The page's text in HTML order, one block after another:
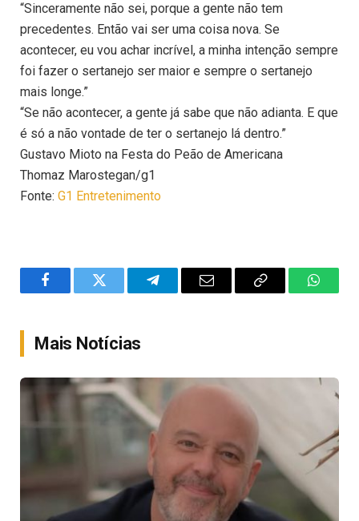
“Sinceramente não sei, porque a gente não tem
precedentes. Então vai ser uma coisa nova. Se
acontecer, eu vou achar incrível, a minha intenção sempre
foi fazer o sertanejo ser maior e sempre o sertanejo
mais longe.”
“Se não acontecer, a gente já sabe que não adianta. E que
é só a não vontade de ter o sertanejo lá dentro.”
Gustavo Mioto na Festa do Peão de Americana
Thomaz Marostegan/g1
Fonte: G1 Entretenimento
FacebookTwitter TelegramEmail
Copy
Mais Notícias